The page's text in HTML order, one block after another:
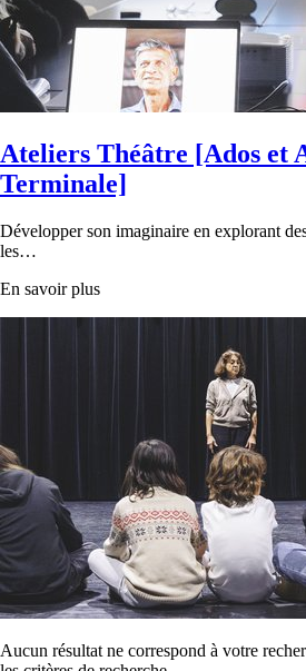
Ateliers Théâtre [Ados et
Terminale]
Développer son imaginaire en explorant
les…
En savoir plus
Aucun résultat ne correspond à votre